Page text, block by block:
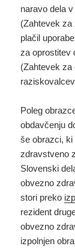
naravo dela
(Zahtevek za
plačil
za oprostitev
(Zahtevek za
Poleg
obdavčenju
še obrazci,
zdravstveno
Slovenski
obvezno
stori preko
rezident
obvezno
izpolnjen